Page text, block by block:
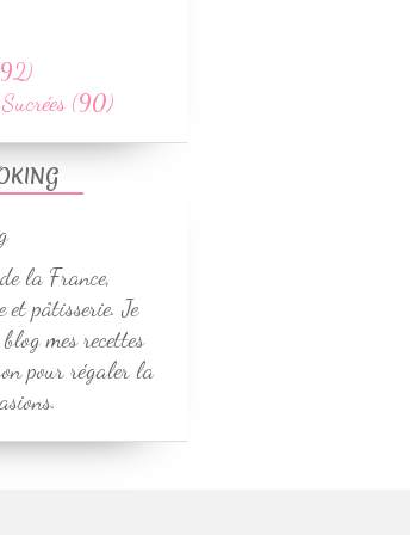
la France,
et pâtisserie. Je
mes recettes
pour régaler la
Sucrées (90)